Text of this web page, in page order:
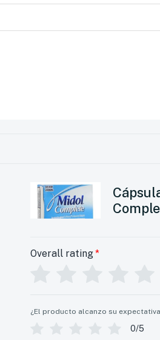
Overall rating*
¿El producto alcanzo su
0/5